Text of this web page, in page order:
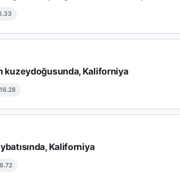
kuzeydoğusunda, Kaliforniya
Kaliforniya